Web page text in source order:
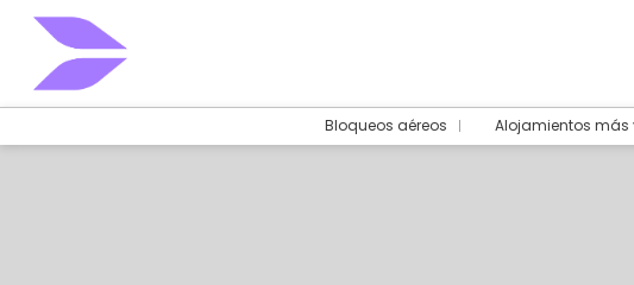
Bloqueos aéreos Alojamientos más